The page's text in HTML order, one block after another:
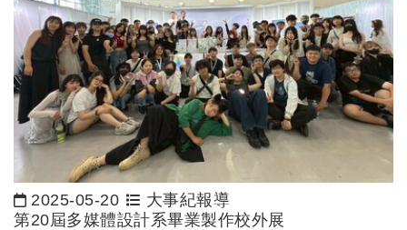
日期：
2025-05-20
大事紀報導
第20屆多媒體設計系畢業製作校外展